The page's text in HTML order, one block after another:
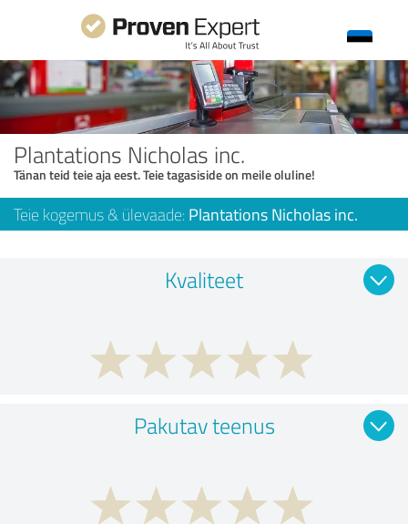
Plantations Nicholas inc.
Tänan teid teie aja eest. Teie tagasiside on meile oluline!
Teie kogemus & ülevaade: Plantations Nicholas inc.
Kvaliteet
Pakutav teenus